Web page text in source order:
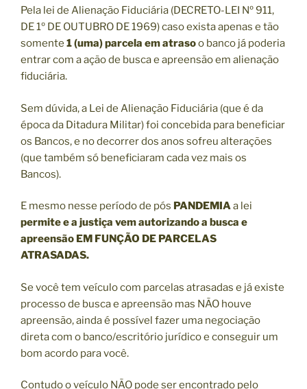
Pela lei de Alienação Fiduciária (DECRETO-LEI Nº 911,
DE 1º DE OUTUBRO DE 1969) caso exista apenas e tão
somente 1 (uma) parcela em atrasoo banco já poderia
entrar com a ação de busca e apreensão em alienação
fiduciária.
Sem dúvida, a Lei de Alienação Fiduciária (que é da
época da Ditadura Militar) foi concebida para beneficiar
os Bancos, e no decorrer dos anos sofreu alterações
(que também só beneficiaram cada vez mais os
Bancos).
E mesmo nesse período de pós PANDEMIAa lei
permite e a justiça vem autorizando a busca e
apreensão EM FUNÇÃO DE PARCELAS
ATRASADAS.
Se você tem veículo com parcelas atrasadas e já existe
processo de busca e apreensão mas NÃO houve
apreensão, ainda é possível fazer uma negociação
direta com o banco/escritório jurídico e conseguir um
bom acordo para você.
Contudo o veículo NÃO pode ser encontrado pelo